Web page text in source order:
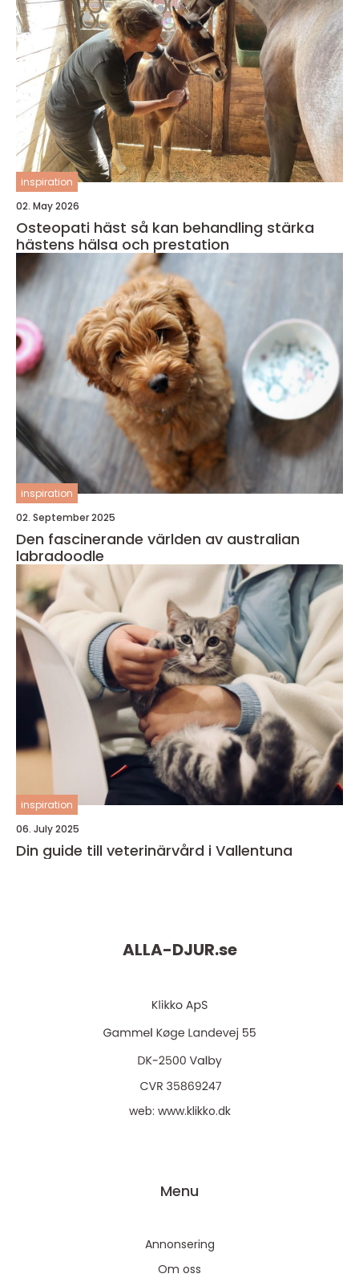
inspiration
02. May 2026
Osteopati häst så kan behandling stärka
hästens hälsa och prestation
inspiration
02. September 2025
Den fascinerande världen av australian
labradoodle
inspiration
06. July 2025
Din guide till veterinärvård i Vallentuna
ALLA-DJUR.se
web: www.klikko.dk
Menu
Annonsering
Om oss